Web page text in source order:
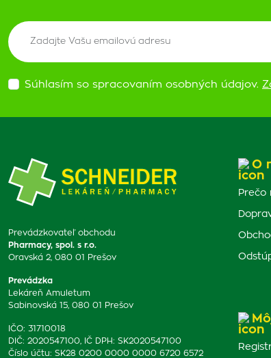
Súhlasím so spracovaním osobných údajov.
Prevádzkovateľ obchodu
Pharmacy, spol. s r.o.
Oravská 2, 080 01 Prešov
Prevádzka
Lekáreň Amuletum
Sabinovská 15, 080 01 Prešov
IČO: 31710018
DIČ: 2020547100, IČ DPH: SK2020547100
Číslo účtu: SK28 0200 0000 0000 6720 6572
O
Prečo